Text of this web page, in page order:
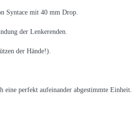
Syntace mit 40 mm Drop.
der Lenkerenden.
der Hände!).
eine perfekt aufeinander abgestimmte Einheit.